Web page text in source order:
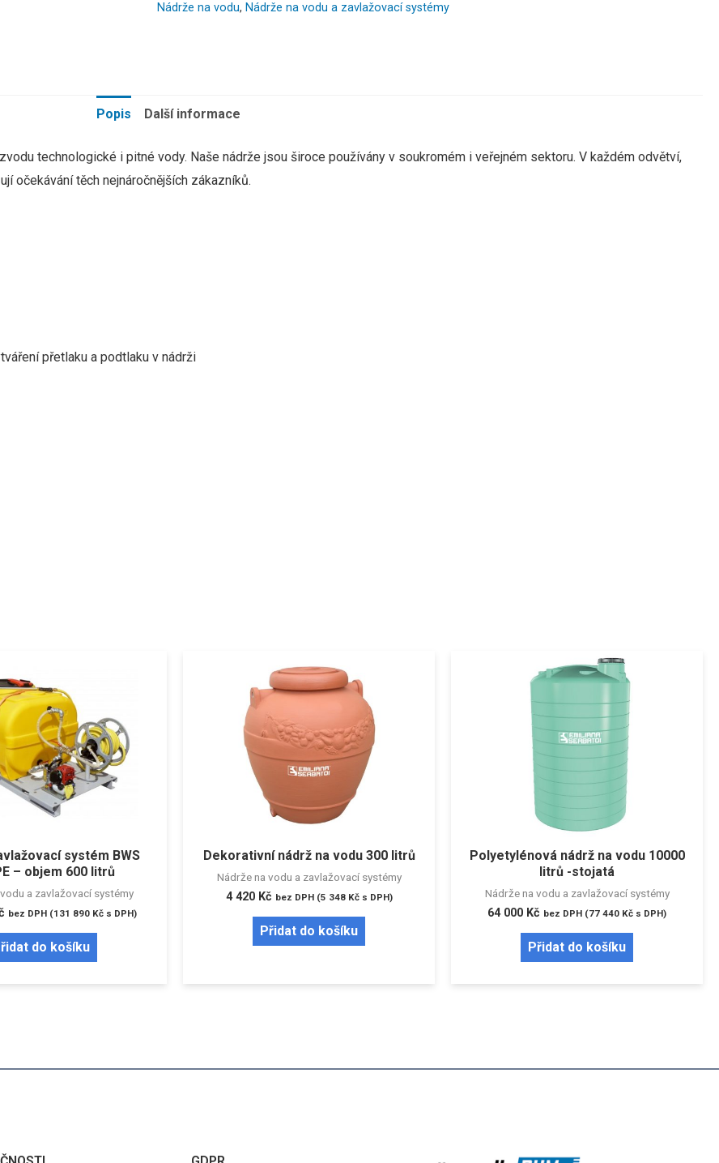
Nádrže na vodu, Nádrže na vodu a zavlažovací systémy
Popis Další informace
technologické i pitné vody. Naše nádrže jsou široce používány v soukromém i veřejném sektoru. V každém odvětví,
očekávání těch nejnáročnějších zákazníků.
přetlaku a podtlaku v nádrži
systém BWS
– objem 600 litrů
a zavlažovací systémy
bez DPH (131 890 Kčs DPH)
do košíku
Dekorativní nádrž na vodu 300 litrů
Nádrže na vodu a zavlažovací systémy
4 420 Kč bez DPH (5 348 Kčs DPH)
Přidat do košíku
Polyetylénová nádrž na vodu 10000
litrů -stojatá
Nádrže na vodu a zavlažovací systémy
64 000 Kč bez DPH (77 440 Kč s DPH)
Přidat do košíku